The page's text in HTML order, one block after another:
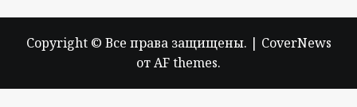
Copyright © Все права защищены. | CoverNews
от AF themes.